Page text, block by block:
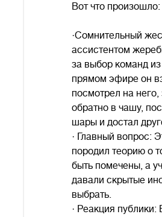
Вот что произошло:
·Сомнительный
ассистентом
за выбор команд
прямом эфире он
посмотрел на
обратно в чашу,
шары и достал
· Главный вопрос:
породил теорию о
быть помечены, а
давали скрытые
выбрать.
· Реакция